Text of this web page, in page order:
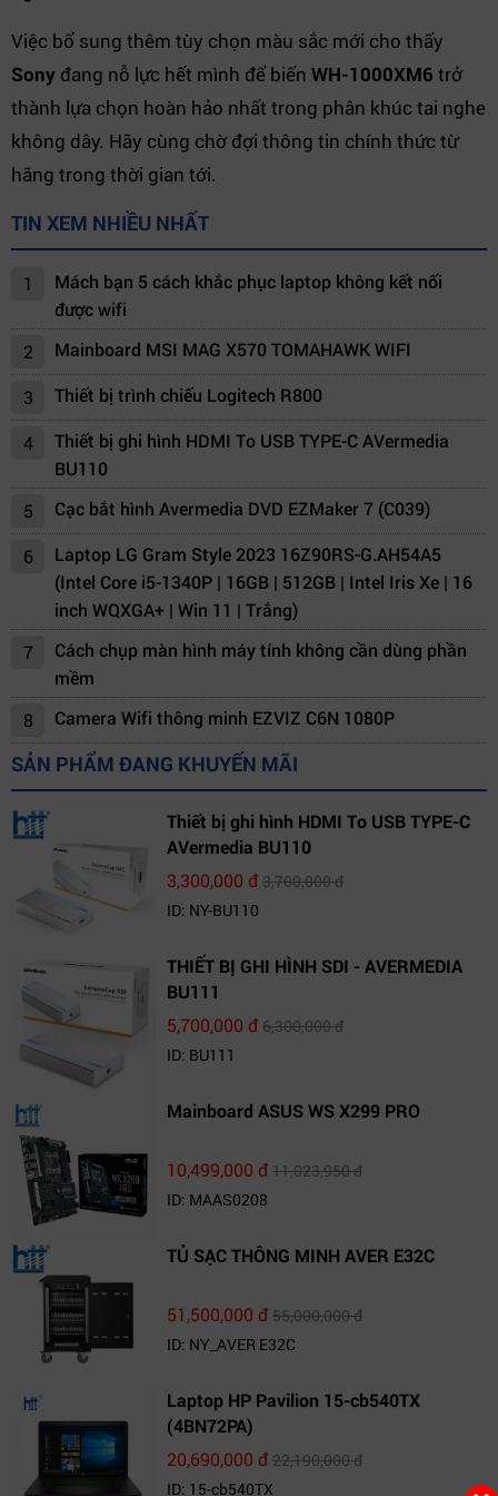
Việc bổ sung thêm tùy chọn màu sắc mới cho thấy
Sony đang nỗ lực hết mình để biến WH-1000XM6 trở
thành lựa chọn hoàn hảo nhất trong phân khúc tai nghe
không dây. Hãy cùng chờ đợi thông tin chính thức từ
hãng trong thời gian tới.
TIN XEM NHIỀU NHẤT
1
Mách bạn 5 cách khắc phục laptop không kết nối
được wifi
2
Mainboard MSI MAG X570 TOMAHAWK WIFI
3 Thiết bị trình chiếu Logitech R800
4
Thiết bị ghi hình HDMI To USB TYPE-C AVermedia
BU110
5
Cạc bắt hình Avermedia DVD EZMaker 7 (C039)
6
Laptop LG Gram Style 2023 16Z90RS-G.AH54A5
(Intel Core i5-1340P | 16GB | 512GB | Intel Iris Xe | 16
inch WQXGA+ | Win 11 | Trắng)
7
Cách chụp màn hình máy tính không cần dùng phần
mềm
8
Camera Wifi thông minh EZVIZ C6N 1080P
SẢN PHẨM ĐANG KHUYẾN MÃI
Thiết bị ghi hình HDMI To USB TYPE-C
AVermedia BU110
3,300,000 đ3,700,000 đ
ID: NY-BU110
THIẾT BỊ GHI HÌNH SDI - AVERMEDIA
BU111
5,700,000 đ6,300,000 đ
ID: BU111
Mainboard ASUS WS X299 PRO
10,499,000 đ11,023,950 đ
ID: MAAS0208
TỦ SẠC THÔNG MINH AVER E32C
51,500,000 đ55,000,000 đ
ID: NY_AVER E32C
Laptop HP Pavilion 15-cb540TX
(4BN72PA)
20,690,000 đ22,190,000 đ
ID: 15-cb540TX